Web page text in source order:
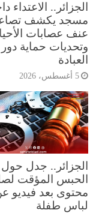
الجزائر.. الاعتداء
مسجد يكشف
عنف عصابات
وتحديات حماية دور
العبادة
5 أغسطس، 2026
الجزائر.. جدل حول
الحبس المؤقت
محتوى بعد فيديو
لباس طفلة